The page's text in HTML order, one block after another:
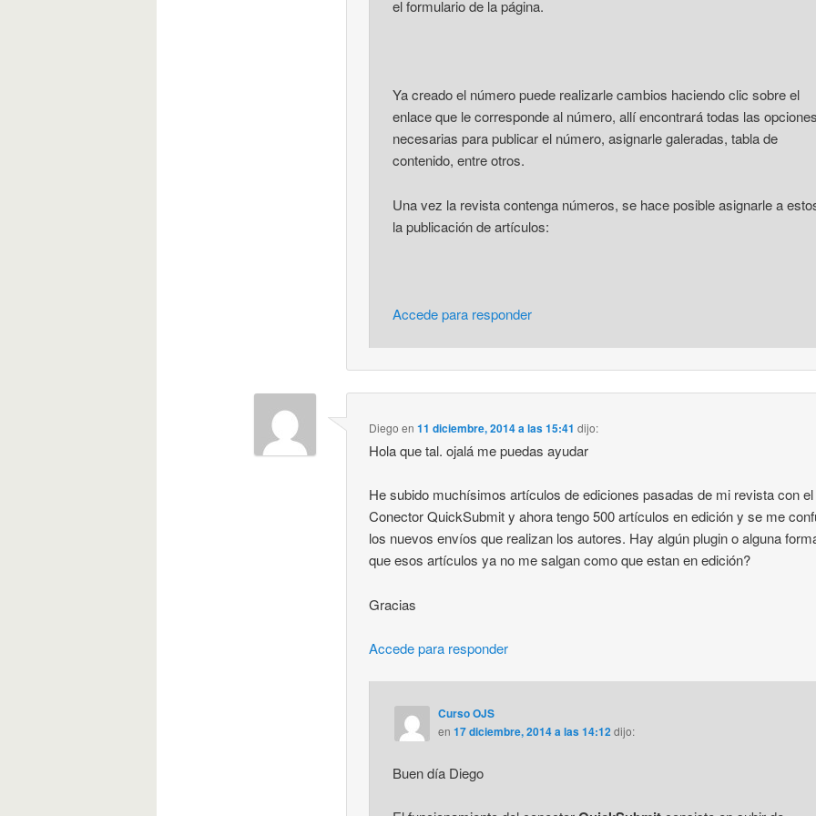
el formulario de la página.
Ya creado el número puede realizarle cambios haciendo clic sobre el
enlace que le corresponde al número, allí encontrará todas las
necesarias para publicar el número, asignarle galeradas, tabla de
contenido, entre otros.
Una vez la revista contenga números, se hace posible asignarle a
la publicación de artículos:
Accede para responder
Diego en11 diciembre, 2014 a las 15:41 dijo:
Hola que tal. ojalá me puedas ayudar
He subido muchísimos artículos de ediciones pasadas de mi revista con el
Conector QuickSubmit y ahora tengo 500 artículos en edición y se me
los nuevos envíos que realizan los autores. Hay algún plugin o alguna
que esos artículos ya no me salgan como que estan en edición?
Gracias
Accede para responder
Curso OJS
en 17 diciembre, 2014 a las 14:12dijo:
Buen día Diego